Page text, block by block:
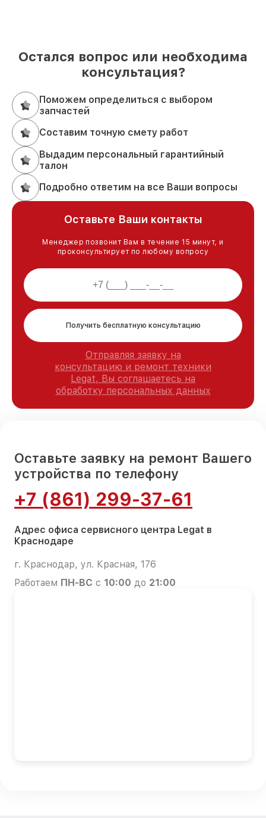
Остался вопрос или необходима
консультация?
Поможем определиться с выбором
запчастей
Составим точную смету работ
Выдадим персональный гарантийный
талон
Подробно ответим на все Ваши вопросы
Оставьте Ваши контакты
Менеджер позвонит Вам в течение 15 минут, и
проконсультирует по любому вопросу
Получить бесплатную консультацию
Отправляя заявку на
консультацию и ремонт техники
Legat, Вы соглашаетесь на
обработку персональных данных
Оставьте заявку на ремонт Вашего
устройства по телефону
+7 (861) 299-37-61
Адрес офиса сервисного центра Legat в
Краснодаре
г. Краснодар, ул. Красная, 176
Работаем ПН-ВС с 10:00 до 21:00